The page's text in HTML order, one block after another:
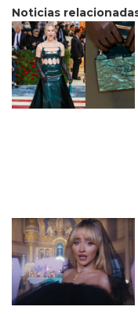
Noticias